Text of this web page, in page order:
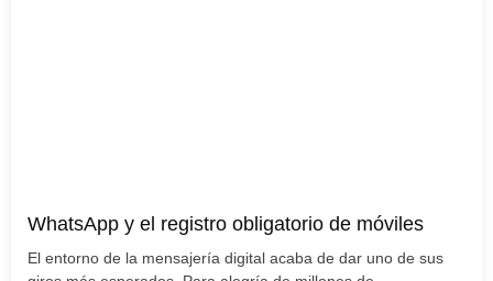
WhatsApp y el registro obligatorio de móviles
El entorno de la mensajería digital acaba de dar uno de sus